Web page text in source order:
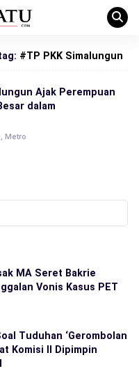
#TP PKK Simalungun
Ajak Perempuan
dalam
, Metro
MA Seret Bakrie
Vonis Kasus PET
Tuduhan ‘Gerombolan
Komisi II Dipimpin